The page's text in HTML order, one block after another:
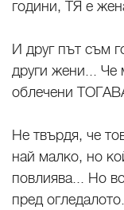
години, ТЯ е
И друг път съм
други жени... Че
облечени
Не твърдя, че
най малко, но
повлиява... Но
пред